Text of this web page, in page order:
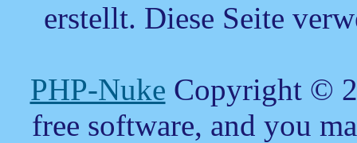
erstellt. Diese Seite
PHP-Nuke Copyright ©
free software, and you